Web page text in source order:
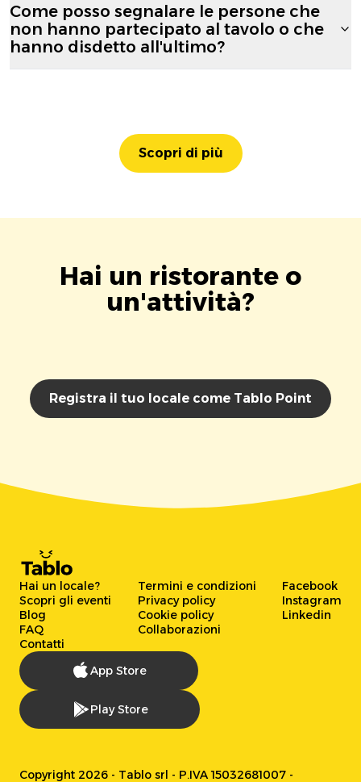
Come posso segnalare le persone che
non hanno partecipato al tavolo o che
hanno disdetto all'ultimo?
Scopri di più
Hai un ristorante o
un'attività?
Registra il tuo locale come Tablo Point
Hai un locale?
Scopri gli eventi
Blog
FAQ
Contatti
Termini e condizioni
Privacy policy
Cookie policy
Collaborazioni
Facebook
Instagram
Linkedin
App Store
Play Store
Copyright 2026 - Tablo srl - P.IVA 15032681007 -